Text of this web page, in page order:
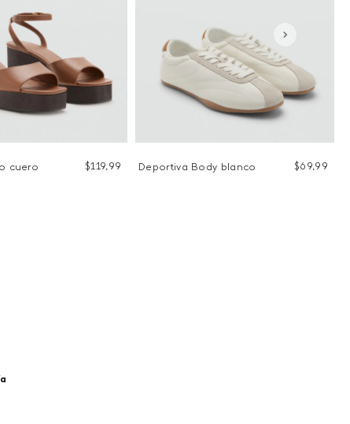
cuero $119 99 Deportiva Body blanco $69 99